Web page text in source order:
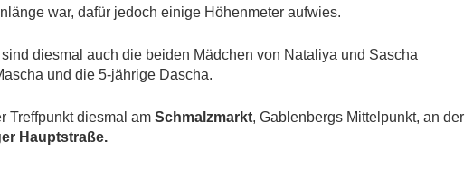
war, dafür jedoch einige Höhenmeter aufwies.
diesmal auch die beiden Mädchen von Nataliya und Sascha
und die 5-jährige Dascha.
Treffpunkt diesmal am Schmalzmarkt, Gablenbergs Mittelpunkt, an der
Hauptstraße.